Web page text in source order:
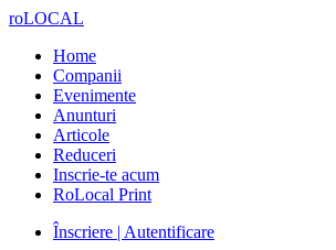
roLOCAL
Home
Companii
Evenimente
Anunturi
Articole
Reduceri
Inscrie-te acum
RoLocal Print
Înscriere | Autentificare